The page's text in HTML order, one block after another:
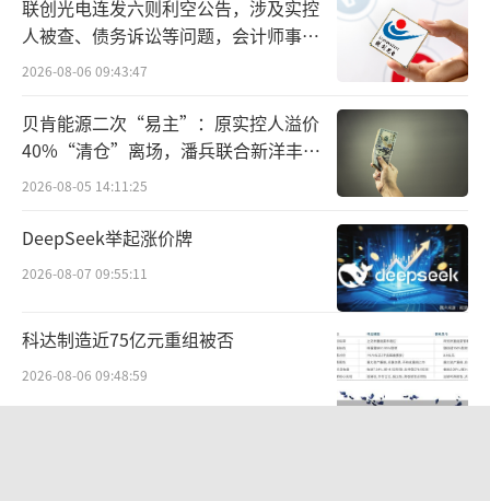
转型，以责任书写社会担当，为构建更绿色、
更健康的未来注入中国智慧与力量。（责任编辑：z
联创光电连发六则利空公告，涉及实控
人被查、债务诉讼等问题，会计师事务
所曾出具“保留意见”
2026-08-06 09:43:47
贝肯能源二次“易主”：原实控人溢价
40%“清仓”离场，潘兵联合新洋丰、
宏科百世拟入主
2026-08-05 14:11:25
DeepSeek举起涨价牌
2026-08-07 09:55:11
科达制造近75亿元重组被否
2026-08-06 09:48:59